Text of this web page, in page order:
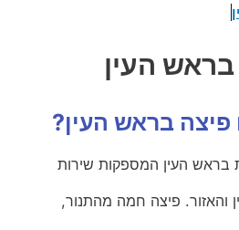
העין
בראש העין?
בראש העין המספקות שירות
והאזור. פיצה חמה מהתנור,